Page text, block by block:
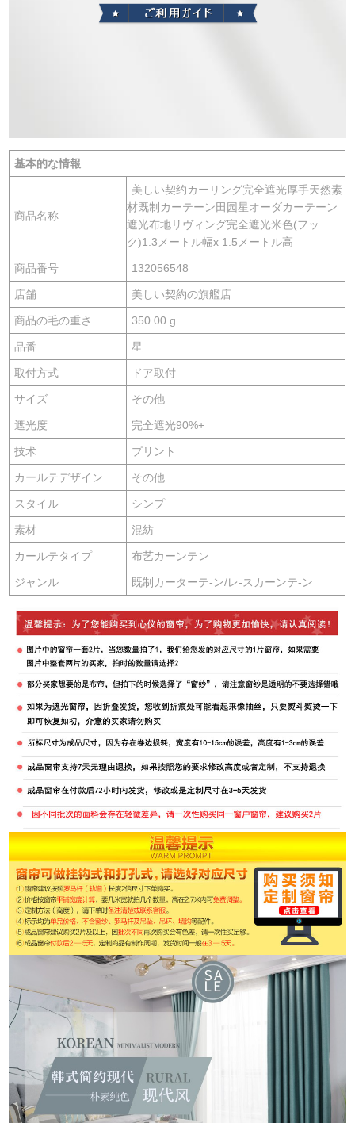
基本的な情報
商品名称
美しい契约カーリング完全遮光厚手天然素
材既制カーテーン田园星オーダカーテーン
遮光布地リヴィング完全遮光米色(フッ
ク)1.3メートル幅x 1.5メートル高
商品番号 132056548
店舗 美しい契約の旗艦店
商品の毛の重さ 350.00 g
品番 星
取付方式 ドア取付
サイズ その他
遮光度 完全遮光90%+
技术 プリント
カールテデザイン その他
スタイル シンプ
素材 混紡
カールテタイプ 布艺カーンテン
ジャンル 既制カーターテ-ン/レ-スカーンテ-ン